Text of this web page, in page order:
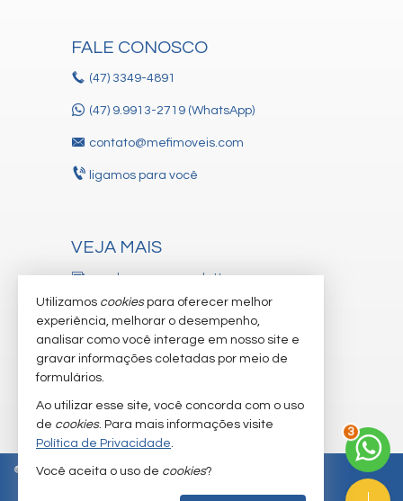
Altura de 3,60m de piso a piso
Janelas estilo Balcón
Ponto para Máquina de lavar louças
Acabamento em gesso
Vista Panorâmica
Sala de Estar
Porcelanato
Living
Banheiro Social
FALE CONOSCO
(47) 3349-4891
(47) 9.9913-2719 (WhatsApp)
contato@mefimoveis.com
ligamos para você
VEJA MAIS
receba nosso newsletter
cadastre seu imóvel
trabalhe conosco
imóveis favoritos
mapa de imóveis
© 2026 CRECI/SC 3.281-J Política de Privacidade
3
Utilizamos cookiespara oferecer melhor
experiência, melhorar o desempenho,
analisar como você interage em nosso site e
gravar informações coletadas por meio de
formulários.
Ao utilizar esse site, você concorda com o uso
de cookies. Para mais informações visite
Política de Privacidade.
Você aceita o uso de cookies?